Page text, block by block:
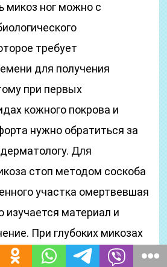
микоз ног можно с
требует
для получения
при первых
кожного покрова и
нужно обратиться за
Для
стоп методом соскоба
участка омертвевшая
изучается материал и
При глубоких микозах
кожи с дальнейшим